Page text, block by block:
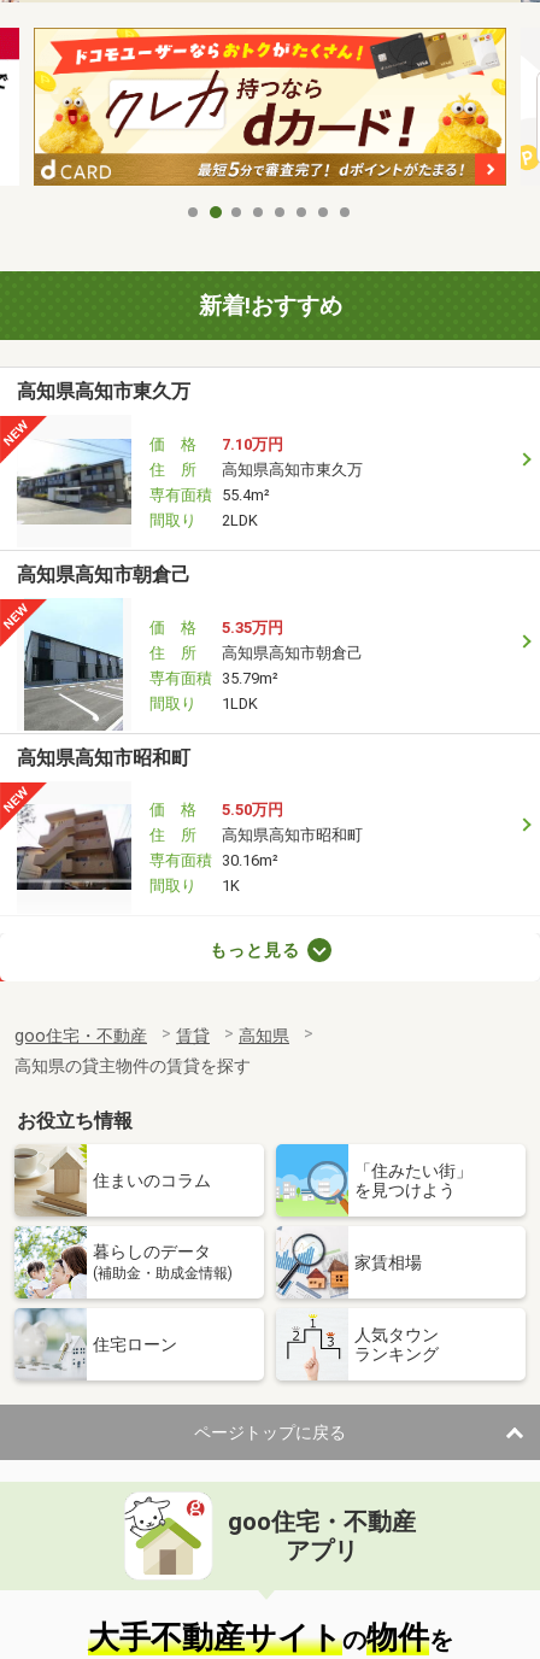
新着!おすすめ
高知県高知市東久万
価 格
7.10万円
住 所
高知県高知市東久万
専有面積 55.4m²
間取り
2LDK
高知県高知市朝倉己
価 格
5.35万円
住 所
高知県高知市朝倉己
専有面積 35.79m²
間取り
1LDK
高知県高知市昭和町
価 格
5.50万円
住 所
高知県高知市昭和町
専有面積 30.16m²
間取り
1K
専有面積
37.5m²
間取り
1LDK
高知県南国市大そね甲
価 格
6.80万円
高知県南国市大そね甲
専有面積 59.63m²
間取り
高知県南国市大そね甲
住 所
高知県南国市大そね甲
専有面積 59.63m²
間取り
2LDK
高知県高知市朝倉丙
価 格
住 所
高知県高知市朝倉丙
専有面積 37.5m²
間取り
1LDK
もっと見る
goo住宅・不動産 賃貸
高知県
高知県の貸主物件の賃貸を探す
お役立ち情報
住まいのコラム
「住みたい街」
を見つけよう
暮らしのデータ
(補助金・助成金情報)
家賃相場
住宅ローン
人気タウン
ランキング
ページトップに戻る
goo住宅・不動産
アプリ
大手不動産サイトの物件を